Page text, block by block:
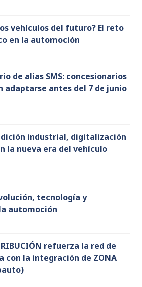
vehículos del futuro? El reto
en la automoción
de alias SMS: concesionarios
adaptarse antes del 7 de junio
industrial, digitalización
la nueva era del vehículo
tecnología y
automoción
refuerza la red de
con la integración de ZONA